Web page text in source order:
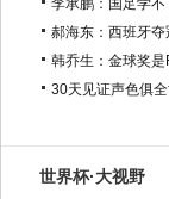
李承鹏：国足学
郝海东：西班牙
韩乔生：金球奖
30天见证声色俱
世界杯·大视野